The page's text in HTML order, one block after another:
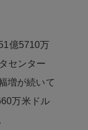
億5710万
センター
増が続いて
万米ドル